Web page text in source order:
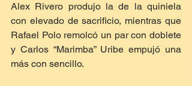
Alex Rivero produjo la de la quiniela
con elevado de sacrificio, mientras que
Rafael Polo remolcó un par con doblete
y Carlos “Marimba” Uribe empujó una
más con sencillo.